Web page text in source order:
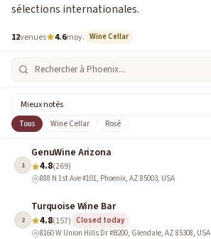
sélections internationales.
12venues 4.6moy. Wine Cellar
Tous Wine Cellar Rosé
1
GenuWine Arizona
4.8(269)
888 N 1st Ave #101, Phoenix, AZ 85003, USA
2
Turquoise Wine Bar
4.8(157) Closed today
8160 W Union Hills Dr #B200, Glendale, AZ 85308, USA